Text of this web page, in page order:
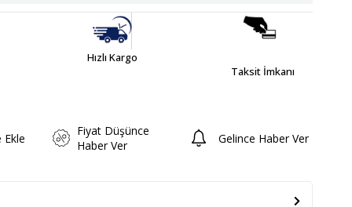
Hızlı Kargo
Taksit İmkanı
Ekle
Fiyat Düşünce
Haber Ver
Gelince Haber Ver